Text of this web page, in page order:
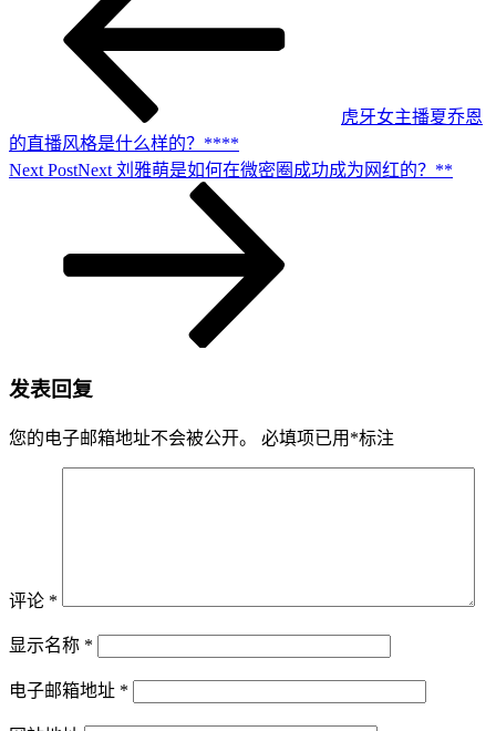
虎牙女主播夏乔恩
的直播风格是什么样的？****
Next PostNext 刘雅萌是如何在微密圈成功成为网红的？**
发表回复
您的电子邮箱地址不会被公开。 必填项已用 *标注
评论 *
显示名称 *
电子邮箱地址 *